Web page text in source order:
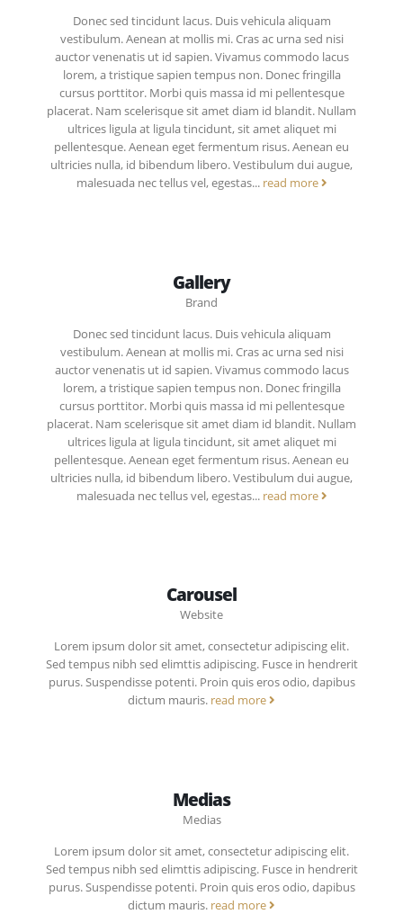
Donec sed tincidunt lacus. Duis vehicula aliquam
vestibulum. Aenean at mollis mi. Cras ac urna sed nisi
auctor venenatis ut id sapien. Vivamus commodo lacus
lorem, a tristique sapien tempus non. Donec fringilla
cursus porttitor. Morbi quis massa id mi pellentesque
placerat. Nam scelerisque sit amet diam id blandit. Nullam
ultrices ligula at ligula tincidunt, sit amet aliquet mi
pellentesque. Aenean eget fermentum risus. Aenean eu
ultricies nulla, id bibendum libero. Vestibulum dui augue,
malesuada nec tellus vel, egestas... read more
Gallery
Brand
Donec sed tincidunt lacus. Duis vehicula aliquam
vestibulum. Aenean at mollis mi. Cras ac urna sed nisi
auctor venenatis ut id sapien. Vivamus commodo lacus
lorem, a tristique sapien tempus non. Donec fringilla
cursus porttitor. Morbi quis massa id mi pellentesque
placerat. Nam scelerisque sit amet diam id blandit. Nullam
ultrices ligula at ligula tincidunt, sit amet aliquet mi
pellentesque. Aenean eget fermentum risus. Aenean eu
ultricies nulla, id bibendum libero. Vestibulum dui augue,
malesuada nec tellus vel, egestas... read more
Carousel
Website
Lorem ipsum dolor sit amet, consectetur adipiscing elit.
Sed tempus nibh sed elimttis adipiscing. Fusce in hendrerit
purus. Suspendisse potenti. Proin quis eros odio, dapibus
dictum mauris. read more
Medias
Medias
Lorem ipsum dolor sit amet, consectetur adipiscing elit.
Sed tempus nibh sed elimttis adipiscing. Fusce in hendrerit
purus. Suspendisse potenti. Proin quis eros odio, dapibus
dictum mauris. read more